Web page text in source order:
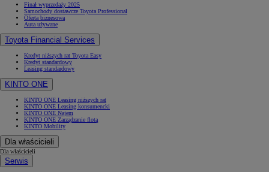
Finał wyprzedaży 2025
Samochody dostawcze Toyota Professional
Oferta biznesowa
Auta używane
Toyota Financial Services
Kredyt niższych rat Toyota Easy
Kredyt standardowy
Leasing standardowy
KINTO ONE
KINTO ONE Leasing niższych rat
KINTO ONE Leasing konsumencki
KINTO ONE Najem
KINTO ONE Zarządzanie flotą
KINTO Mobility
Dla właścicieli
Dla właścicieli
Serwis